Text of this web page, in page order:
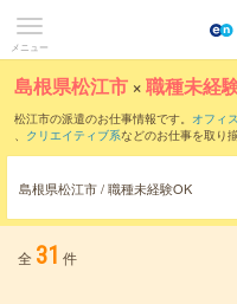
メニュー
島根県松江市 ×職種未経
松江市の派遣のお仕事情報です。 オフィ
、 クリエイティブ系などのお仕事を取り
島根県松江市 / 職種未経験OK
全 31 件